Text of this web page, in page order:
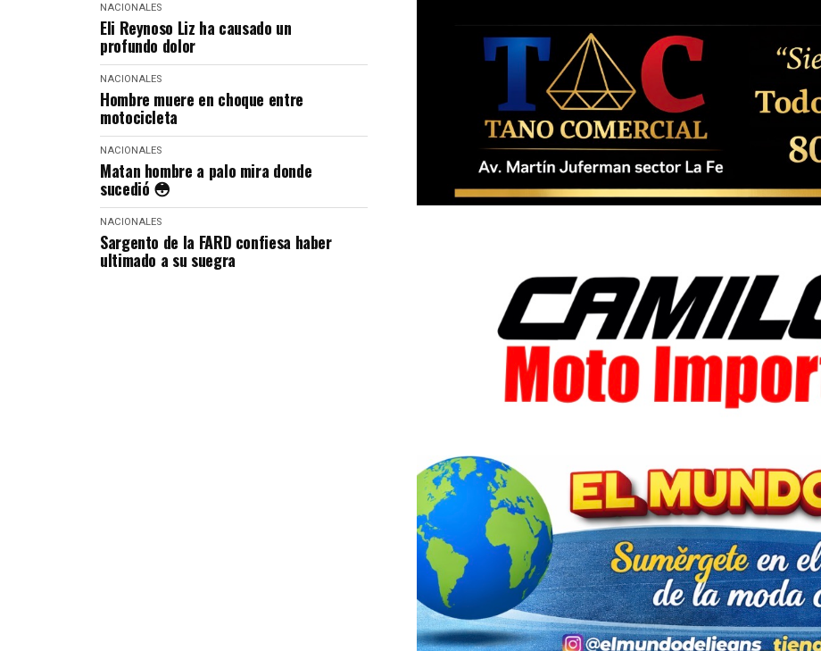
NACIONALES
Eli Reynoso Liz ha causado un
profundo dolor
NACIONALES
Hombre muere en choque entre
motocicleta
NACIONALES
Matan hombre a palo mira donde
sucedió 😳
NACIONALES
Sargento de la FARD confiesa haber
ultimado a su suegra